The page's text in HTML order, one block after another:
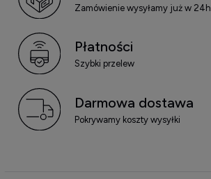
Zamówienie wysyłamy już w 24h
Płatności
Szybki przelew
Darmowa dostawa
Pokrywamy koszty wysyłki